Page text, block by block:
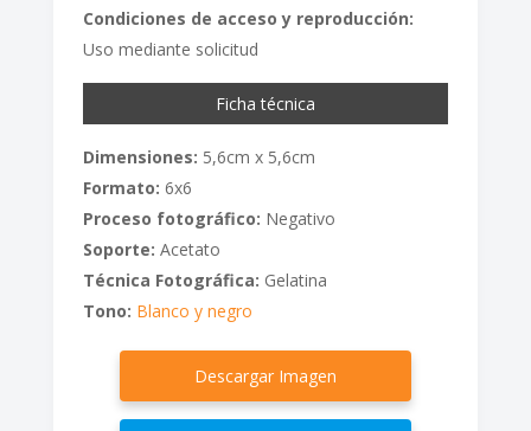
Condiciones de acceso y reproducción:
Uso mediante solicitud
Ficha técnica
Dimensiones: 5,6cm x 5,6cm
Formato: 6x6
Proceso fotográfico: Negativo
Soporte: Acetato
Técnica Fotográfica: Gelatina
Tono: Blanco y negro
Descargar Imagen